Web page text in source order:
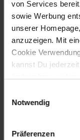
von Services
sowie Werbung
unserer
anzuzeigen. Mit
Cookie
kannst Du
Notwendig
Präferenzen
Packungsgrösse:
Artikelnummer:
EAN: